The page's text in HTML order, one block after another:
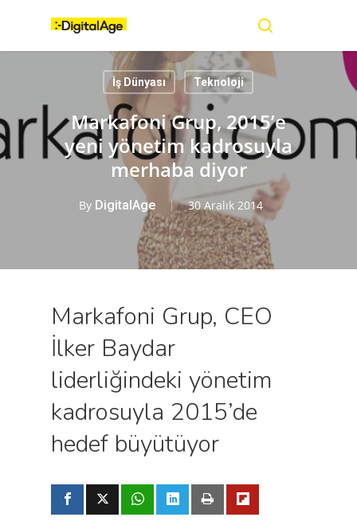
content
İş Dünyası Teknoloji
Markafoni Grup, 2015’e
yeni yönetim kadrosuyla
merhaba diyor
By DigitalAge 30 Aralık 2014
Markafoni Grup, CEO
İlker Baydar
liderliğindeki yönetim
kadrosuyla 2015’de
hedef büyütüyor